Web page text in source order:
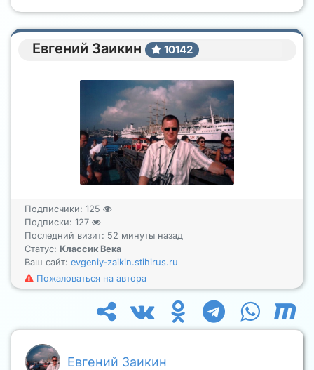
Евгений Заикин 10142
Подписчики: 125
Подписки: 127
Последний визит: 52 минуты назад
Статус: Классик Века
Ваш сайт: evgeniy-zaikin.stihirus.ru
Пожаловаться на автора
Евгений Заикин